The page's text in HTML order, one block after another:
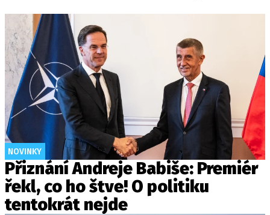
NOVINKY
Přiznání Andreje Babiše: Premiér
řekl, co ho štve! O politiku
tentokrát nejde